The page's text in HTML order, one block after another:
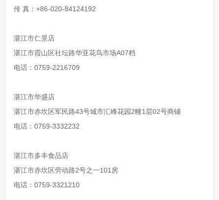
传 真：+86-020-84124192
湛江市仁景店
湛江市霞山区社坛路华亚花鸟市场A07档
电话：0759-2216709
湛江市华盛店
湛江市赤坎区军民路43号城市汇峰花园2幢1层02号商铺
电话：0759-3332232
湛江市多丰食品店
湛江市赤坎区劳动路2号之一101房
电话：0759-3321210